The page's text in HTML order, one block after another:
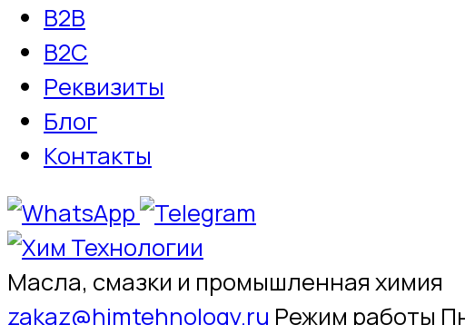
B2B
B2C
Реквизиты
Блог
Контакты
Масла, смазки и промышленная химия
zakaz@himtehnology.ru Режим работы